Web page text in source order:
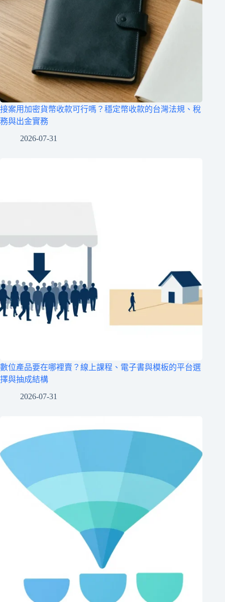
接案用加密貨幣收款可行嗎？穩定幣收款的台灣法規、稅
務與出金實務
2026-07-31
數位產品要在哪裡賣？線上課程、電子書與模板的平台選
擇與抽成結構
2026-07-31